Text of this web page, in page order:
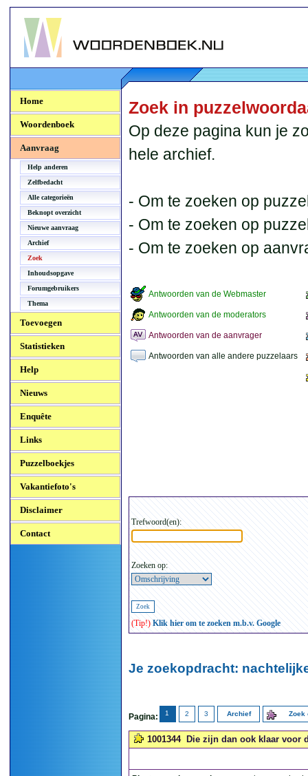
Woordenboek.NU
Home
Woordenboek
Aanvraag
Help anderen
Zelfbedacht
Alle categorieën
Beknopt overzicht
Nieuwe aanvraag
Archief
Zoek
Inhoudsopgave
Forumgebruikers
Thema
Toevoegen
Statistieken
Help
Nieuws
Enquête
Links
Puzzelboekjes
Vakantiefoto's
Disclaimer
Contact
Zoek in
Op deze pagina kun je
hele archief.
- Om te zoeken op
- Om te zoeken op
- Om te zoeken op
Antwoorden van de Webmaster
Antwoorden van de moderators
Antwoorden van de aanvrager
Antwoorden van alle andere puzzelaars
Trefwoord(en):
Zoeken op:
(Tip!) Klik hier om te zoeken m.b.v. Google
Je zoekopdracht:
Pagina: 1 2 3 Archief Zoek
1001344 Die zijn dan ook klaar voor